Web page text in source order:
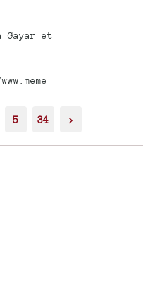
Gayar et
5 34 >